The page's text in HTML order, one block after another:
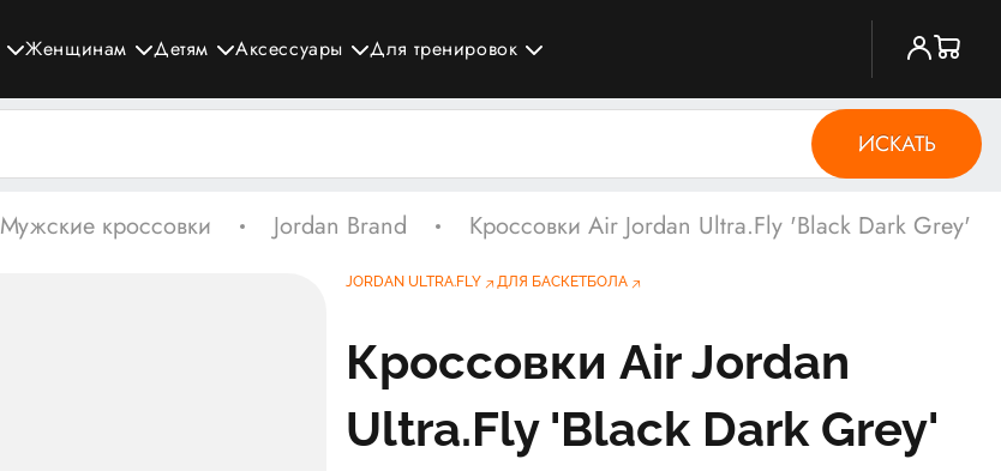
Женщинам Детям Аксессуары Для тренировок
ИСКАТЬ
Мужские кроссовки Jordan Brand Кроссовки Air Jordan Ultra.Fly 'Black Dark Grey'
JORDAN ULTRA.FLY ДЛЯ БАСКЕТБОЛА
Кроссовки Air Jordan
Ultra.Fly 'Black Dark Grey'